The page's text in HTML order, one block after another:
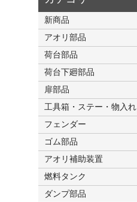
新商品
アオリ部品
荷台部品
荷台下廻部品
扉部品
工具箱・ステー・物入れ
フェンダー
ゴム部品
アオリ補助装置
燃料タンク
ダンプ部品